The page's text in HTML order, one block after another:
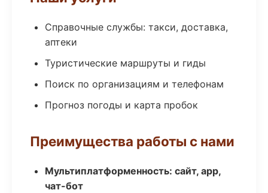
Справочные службы: такси, доставка,
аптеки
Туристические маршруты и гиды
Поиск по организациям и телефонам
Прогноз погоды и карта пробок
Преимущества работы с нами
Мультиплатформенность: сайт, app,
чат-бот